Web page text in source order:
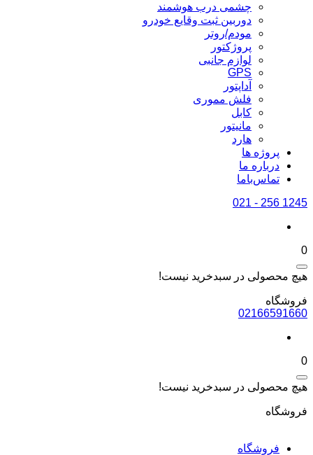
چشمی درب هوشمند
دوربین ثبت وقایع خودرو
مودم/روتر
پروژکتور
لوازم جانبی
GPS
آداپتور
فلش مموری
کابل
مانیتور
هارد
پروژه ها
درباره ما
تماس‌باما
1245 256 - 021
0
هیچ محصولی در سبدخرید نیست!
فروشگاه
02166591660
0
هیچ محصولی در سبدخرید نیست!
فروشگاه
فروشگاه